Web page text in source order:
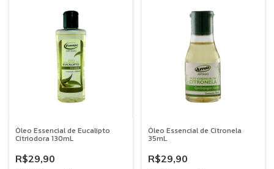
Óleo Essencial de Eucalipto
Citriodora 130mL
R$29,90
Óleo Essencial de Citronela
35mL
R$29,90